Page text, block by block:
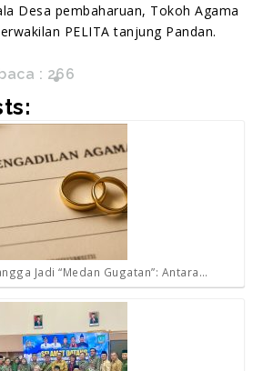
Desa pembaharuan, Tokoh Agama
PELITA tanjung Pandan.
: 266
Jadi “Medan Gugatan”: Antara…